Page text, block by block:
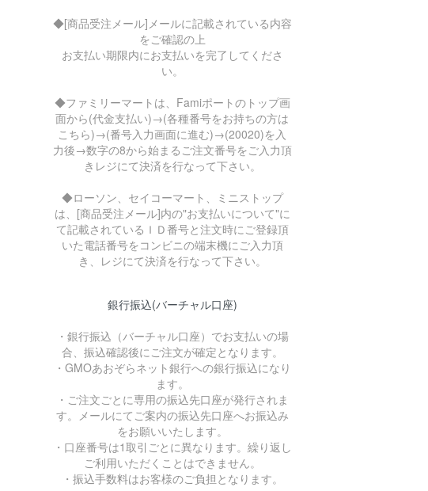
◆[商品受注メール]メールに記載されている内容
をご確認の上
お支払い期限内にお支払いを完了してくださ
い。
◆ファミリーマートは、Famiポートのトップ画
面から(代金支払い)→(各種番号をお持ちの方は
こちら)→(番号入力画面に進む)→(20020)を入
力後→数字の8から始まるご注文番号をご入力頂
きレジにて決済を行なって下さい。
◆ローソン、セイコーマート、ミニストップ
は、[商品受注メール]内の"お支払いについて"に
て記載されているＩＤ番号と注文時にご登録頂
いた電話番号をコンビニの端末機にご入力頂
き、レジにて決済を行なって下さい。
銀行振込(バーチャル口座)
・銀行振込（バーチャル口座）でお支払いの場
合、振込確認後にご注文が確定となります。
・GMOあおぞらネット銀行への銀行振込になり
ます。
・ご注文ごとに専用の振込先口座が発行されま
す。メールにてご案内の振込先口座へお振込み
をお願いいたします。
・口座番号は1取引ごとに異なります。繰り返し
ご利用いただくことはできません。
・振込手数料はお客様のご負担となります。